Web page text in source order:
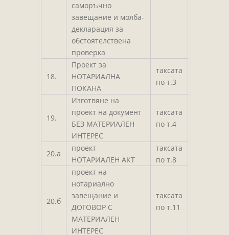
саморъчно
завещание и молба-
декларация за
обстоятелствена
проверка
18.
Проект за
НОТАРИАЛНА
ПОКАНА
таксата
по т.3
19.
Изготвяне на
проект на документ
БЕЗ МАТЕРИАЛЕН
ИНТЕРЕС
таксата
по т.4
20.а
проект
НОТАРИАЛЕН АКТ
таксата
по т.8
20.б
проект на
нотариално
завещание и
ДОГОВОР С
МАТЕРИАЛЕН
ИНТЕРЕС
таксата
по т.11